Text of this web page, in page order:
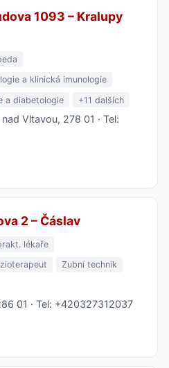
1093 – Kralupy
a klinická imunologie
a diabetologie +11 dalších
Vltavou, 278 01 · Tel:
2 – Čáslav
lékaře
Zubní technik
01 · Tel: +420327312037